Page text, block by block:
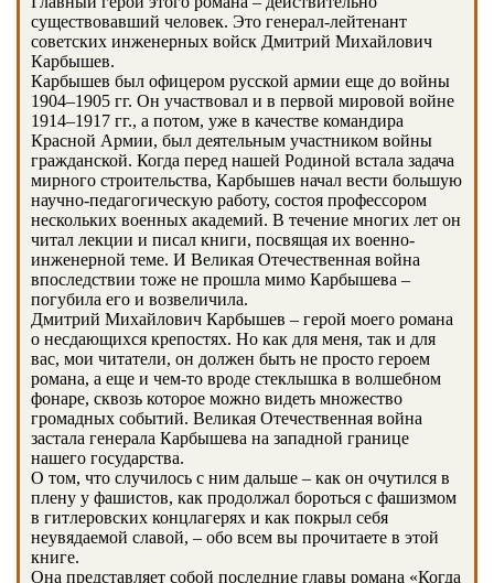
существовавший человек. Это генерал-лейтенант
советских инженерных войск Дмитрий Михайлович
Карбышев.
Карбышев был офицером русской армии еще до войны
1904–1905 гг. Он участвовал и в первой мировой войне
1914–1917 гг., а потом, уже в качестве командира
Красной Армии, был деятельным участником войны
гражданской. Когда перед нашей Родиной встала задача
мирного строительства, Карбышев начал вести большую
научно-педагогическую работу, состоя профессором
нескольких военных академий. В течение многих лет он
читал лекции и писал книги, посвящая их военно-
инженерной теме. И Великая Отечественная война
впоследствии тоже не прошла мимо Карбышева –
погубила его и возвеличила.
Дмитрий Михайлович Карбышев – герой моего романа
о несдающихся крепостях. Но как для меня, так и для
вас, мои читатели, он должен быть не просто героем
романа, а еще и чем-то вроде стеклышка в волшебном
фонаре, сквозь которое можно видеть множество
громадных событий. Великая Отечественная война
застала генерала Карбышева на западной границе
нашего государства.
О том, что случилось с ним дальше – как он очутился в
плену у фашистов, как продолжал бороться с фашизмом
в гитлеровских концлагерях и как покрыл себя
неувядаемой славой, – обо всем вы прочитаете в этой
книге.
Она представляет собой последние главы романа «Когда